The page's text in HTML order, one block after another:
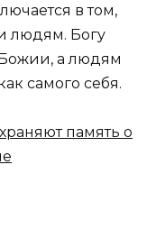
в том,
людям. Богу
а людям
самого себя.
память о